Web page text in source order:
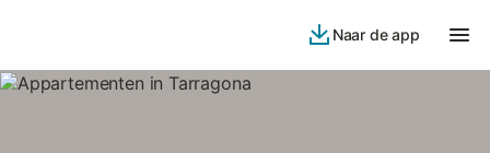
Naar de app